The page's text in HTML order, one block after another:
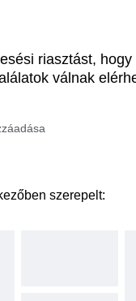
riasztást,
válnak
szerepelt: